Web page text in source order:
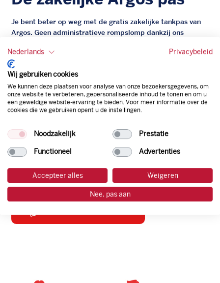
Je bent beter op weg met de gratis zakelijke tankpas van
Argos. Geen administratieve rompslomp dankzij ons
Zo bespaar je dus tijd, geld en energie.
Onze tankpas is super flexibel, zo geniet je van het gemak
van een flexibele limiet, zit je niet vast aan een contract en
bepaal je zelf of er wel of geen andere producten dan
brandstof mee betaalt kunnen worden.
korting. Mocht de pompprijs toch lager zijn dan betaal je
natuurlijk de prijs aan de pomp. Zo ben je altijd verzekerd
van de laagste prijs.
tankpas aanvragen
Nederlands Privacybeleid
Wij gebruiken cookies
We kunnen deze plaatsen voor analyse van onze bezoekersgegevens, om
onze website te verbeteren, gepersonaliseerde inhoud te tonen en om u
een geweldige website-ervaring te bieden. Voor meer informatie over de
cookies die we gebruiken opent u de instellingen.
Noodzakelijk Prestatie
Functioneel Advertenties
Accepteer alles Weigeren
Nee, pas aan